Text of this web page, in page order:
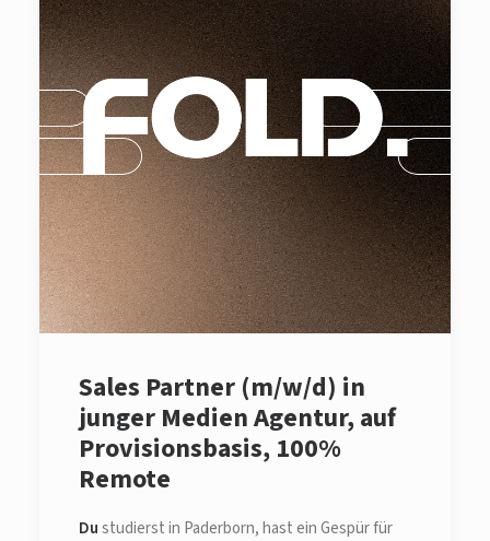
Sales Partner (m/w/d) in
junger Medien Agentur, auf
Provisionsbasis, 100%
Remote
Dustudierst in Paderborn, hast ein Gespür für